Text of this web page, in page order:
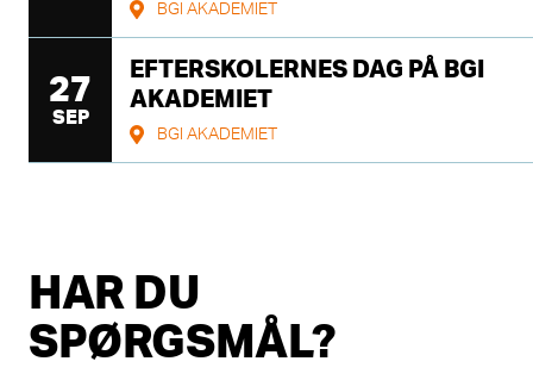
BGI AKADEMIET
27
SEP
EFTERSKOLERNES DAG PÅ BGI
AKADEMIET
BGI AKADEMIET
HAR DU
SPØRGSMÅL?